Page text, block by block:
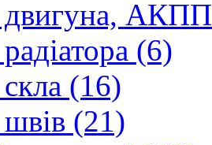
(6)
(16)
(21)